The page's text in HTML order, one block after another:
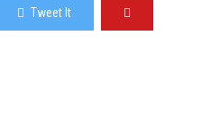
Tweet It